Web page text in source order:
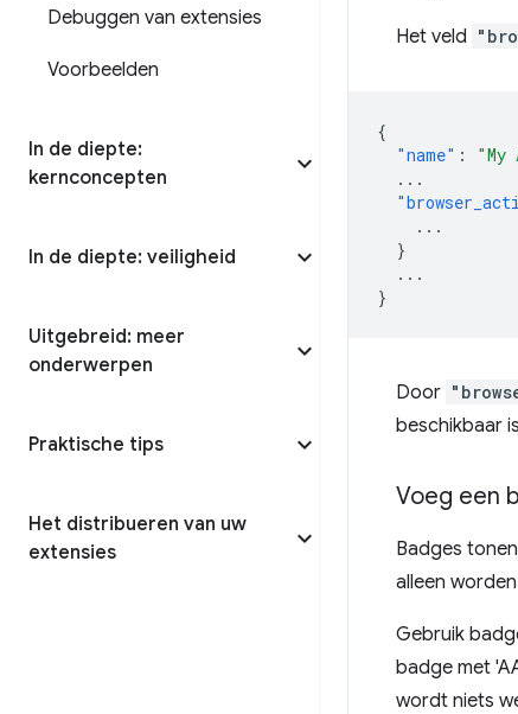
Debuggen van extensies
Voorbeelden
In de diepte:
kernconcepten
In de diepte: veiligheid
Uitgebreid: meer
onderwerpen
Praktische tips
Het distribueren van uw
extensies
Het veld
{
"name" : "My
...
...
}
...
}
Door
beschikbaar
Voeg een
Badges
alleen
Gebruik
badge met
wordt niets